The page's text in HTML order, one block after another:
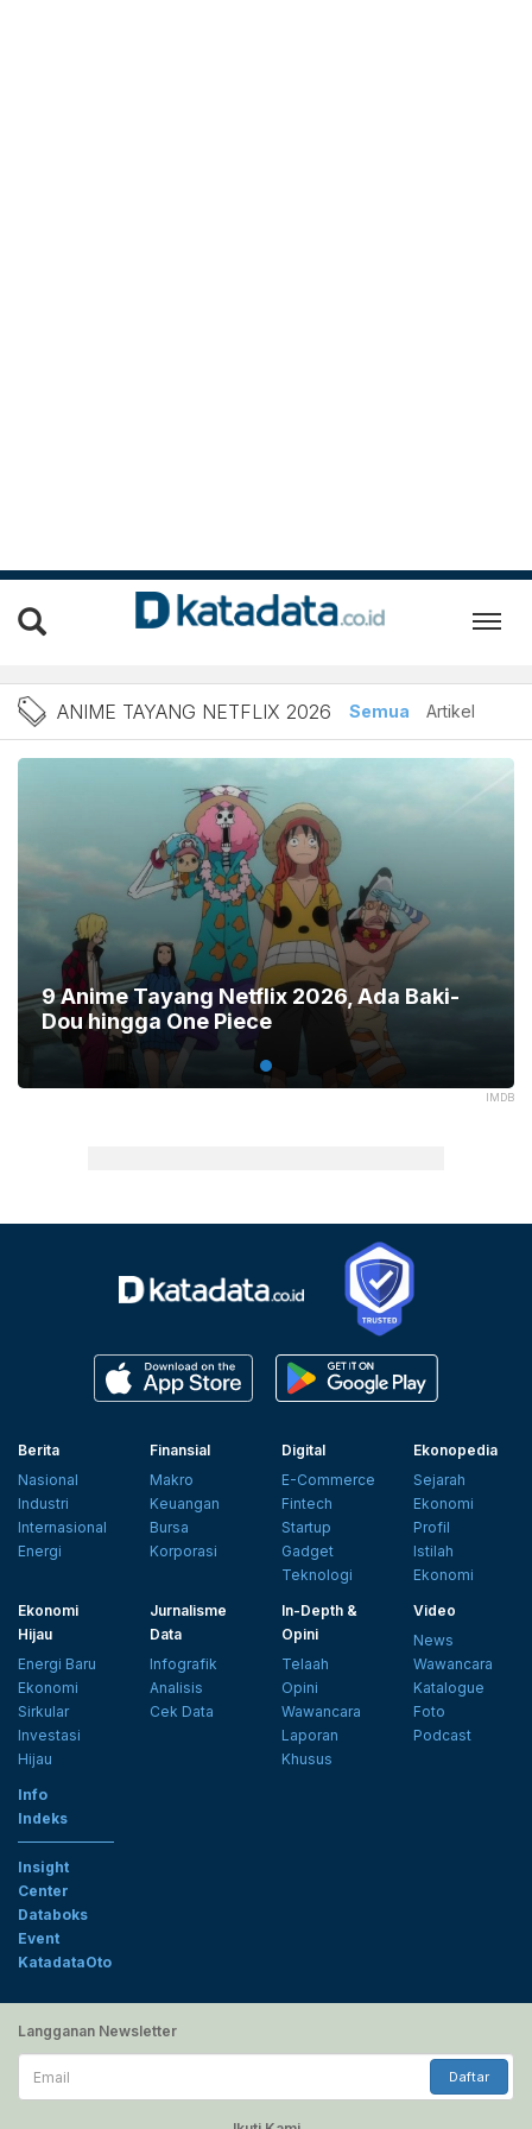
Berita Anime Tayang
ANIME TAYANG NETFLIX 2026 Semua Artikel
IMDB
9 Anime Tayang Netflix 2026, Ada Baki-
Dou hingga One Piece
Berita
Nasional
Industri
Internasional
Energi
Finansial
Makro
Keuangan
Bursa
Korporasi
Digital
E-Commerce
Fintech
Startup
Gadget
Teknologi
Ekonopedia
Sejarah
Ekonomi
Profil
Istilah
Ekonomi
Ekonomi
Hijau
Energi Baru
Ekonomi
Sirkular
Investasi
Hijau
Jurnalisme
Data
Infografik
Analisis
Cek Data
In-Depth &
Opini
Telaah
Opini
Wawancara
Laporan
Khusus
Video
News
Wawancara
Katalogue
Foto
Podcast
Info
Indeks
Insight
Center
Databoks
Event
KatadataOto
Langganan Newsletter
Email
Daftar